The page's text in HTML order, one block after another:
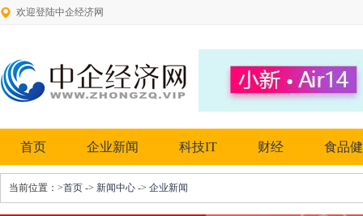
欢迎登陆中企经济网
首页 企业新闻 科技IT 财经 食品
当前位置： >首页 -> 新闻中心 -> 企业新闻